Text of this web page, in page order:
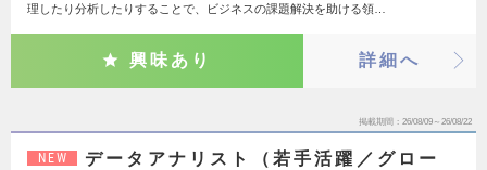
理したり分析したりすることで、ビジネスの課題解決を助ける領…
興味あり 詳細へ
掲載期間 26/08/09～26/08/22
NEW
データアナリスト（若手活躍／グロー